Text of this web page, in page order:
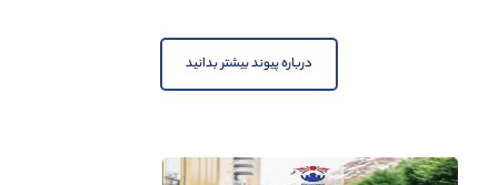
درباره پیوند بیشتر بدانید